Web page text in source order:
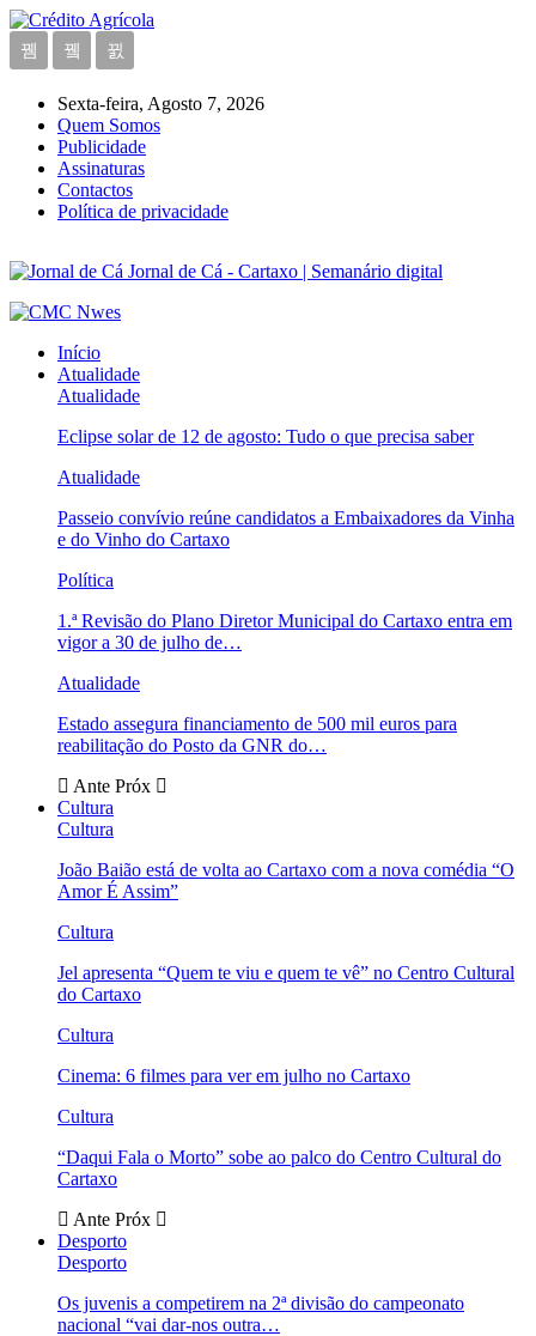
Sexta-feira, Agosto 7, 2026
Quem Somos
Publicidade
Assinaturas
Contactos
Política de privacidade
Jornal de Cá - Cartaxo | Semanário digital
Início
Atualidade
Atualidade
Eclipse solar de 12 de agosto: Tudo o que precisa saber
Atualidade
Passeio convívio reúne candidatos a Embaixadores da Vinha
e do Vinho do Cartaxo
Política
1.ª Revisão do Plano Diretor Municipal do Cartaxo entra em
vigor a 30 de julho de…
Atualidade
Estado assegura financiamento de 500 mil euros para
reabilitação do Posto da GNR do…
Ante Próx
Cultura
Cultura
João Baião está de volta ao Cartaxo com a nova comédia “O
Amor É Assim”
Cultura
Jel apresenta “Quem te viu e quem te vê” no Centro Cultural
do Cartaxo
Cultura
Cinema: 6 filmes para ver em julho no Cartaxo
Cultura
“Daqui Fala o Morto” sobe ao palco do Centro Cultural do
Cartaxo
Ante Próx
Desporto
Desporto
Os juvenis a competirem na 2ª divisão do campeonato
nacional “vai dar-nos outra…